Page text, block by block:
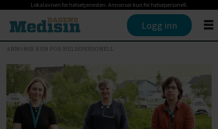
Lokalavisen for helsetjenesten. Annonser kun for helsepersonell.
Logg inn
ANNONSE KUN FOR HELSEPERSONELL